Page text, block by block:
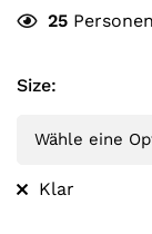
25
Size:
Klar